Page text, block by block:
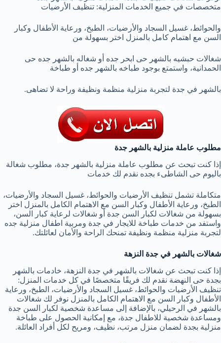
متخصصات في جميع الخدمات المنزلية: تنظيف الأرضيات
والحوائط، غسيل السجاد والأرضيات، الطبخ، ورعاية الأطفال وكبار
السن مع اهتمام كامل بالمنزل اختر بسهولة من
شغالات حبشيه بالشهر حى ابحر جده أو شغاله بالشهر جده حى
الحمدانية، واستمتع بوجود طباخه بالشهر جده أو طباخة
بالشهر في جدة لتجربة منزلية منظمة ونظيفة وراحة لا تضاهى.
مطلوب عاملة منزلية بالشهر جدة
إذا كنت تبحث عن مطلوب عاملة منزلية بالشهر جدة، مطلوب شغالة
باليوم حى الشاطىء بجده نقدم لك خدمات
متكاملة تشمل تنظيف الأرضيات والحوائط، غسيل السجاد والأرضيات،
الطبخ، ورعاية الأطفال وكبار السن مع الاهتمام الكامل بالمنزل اختر
بسهولة من شغالات لكبار السن جدة أو شغالات لرعاية كبار السن،
واستفد من خدمات طباخة للايجار في جدة ومربية اطفال منزلية جده
لتجربة منزلية منظمة ونظيفة تمنحك الراحة والأمان لعائلتك.
شغالات بالشهر في جدة النزهة
إذا كنت تبحث عن شغالات بالشهر في جدة النزهة، خادمات بالشهر
بجدة حى النهضة نقدم لك فريقًا متخصصًا في كل خدمات المنزل:
تنظيف الأرضيات والحوائط، غسيل السجاد والأرضيات، الطبخ، ورعاية
الأطفال وكبار السن مع الاهتمام الكامل بالمنزل نوفر لك شغالات
بالشهر في الرحيلي، بالإضافة إلى مساعدة شخصية لكبار السن جدة
ومساعدة شخصية للاطفال جدة، مع إمكانية الحصول على طباخة
منزلية بجدة لضمان منزل مرتب، نظيف، ومريح لكل أفراد العائلة.